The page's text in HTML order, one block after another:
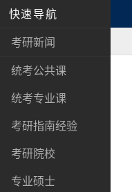
快速导航
考研新闻
统考公共课
统考专业课
考研指南经验
考研院校
专业硕士